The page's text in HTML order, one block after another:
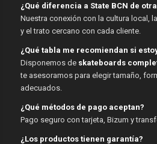
¿Qué diferencia a State BCN de
Nuestra conexión con la cultura local,
y el trato cercano con cada cliente.
¿Qué tabla me recomiendan si
Disponemos de skateboards
te asesoramos para elegir tamaño,
adecuados.
¿Qué métodos de pago aceptan?
Pago seguro con tarjeta, Bizum y
¿Los productos tienen garantía?